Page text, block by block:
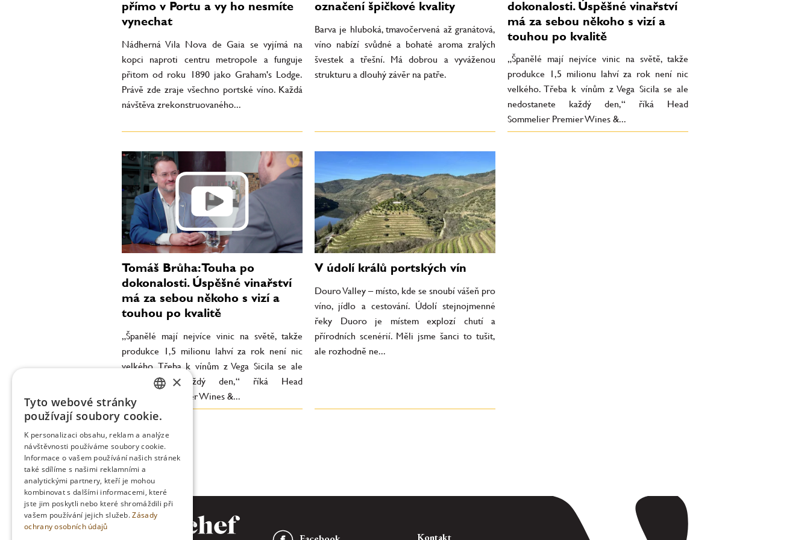
přímo v Portu a vy ho nesmíte
vynechat
Nádherná Vila Nova de Gaia se vyjímá na
kopci naproti centru metropole a funguje
přitom od roku 1890 jako Graham's Lodge.
Právě zde zraje všechno portské víno. Každá
návštěva zrekonstruovaného...
označení špičkové kvality
Barva je hluboká, tmavočervená až granátová,
víno nabízí svůdné a bohaté aroma zralých
švestek a třešní. Má dobrou a vyváženou
strukturu a dlouhý závěr na patře.
dokonalosti. Úspěšné vinařství
má za sebou někoho s vizí a
touhou po kvalitě
„Španělé mají nejvíce vinic na světě, takže
produkce 1,5 milionu lahví za rok není nic
velkého. Třeba k vínům z Vega Sicila se ale
nedostanete každý den,“ říká Head
Sommelier Premier Wines &...
Tomáš Brůha: Touha po
dokonalosti. Úspěšné vinařství
má za sebou někoho s vizí a
touhou po kvalitě
„Španělé mají nejvíce vinic na světě, takže
produkce 1,5 milionu lahví za rok není nic
velkého. Třeba k vínům z Vega Sicila se ale
nedostanete každý den,“ říká Head
Sommelier Premier Wines &...
V údolí králů portských vín
Douro Valley – místo, kde se snoubí vášeň pro
víno, jídlo a cestování. Údolí stejnojmenné
řeky Duoro je místem explozí chutí a
přírodních scenérií. Měli jsme šanci to tušit,
ale rozhodně ne...
Kontakt
ENGLISH
×
Tyto webové stránky
používají soubory cookie.
K personalizaci obsahu, reklam a analýze
návštěvnosti používáme soubory cookie.
Informace o vašem používání našich stránek
také sdílíme s našimi reklamními a
analytickými partnery, kteří je mohou
kombinovat s dalšími informacemi, které
jste jim poskytli nebo které shromáždili při
vašem používání jejich služeb.Zásady
ochrany osobních údajů